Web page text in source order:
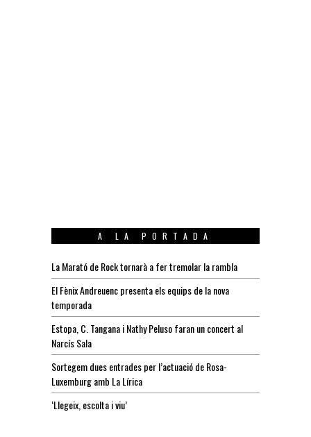
A LA PORTADA
La Marató de Rock tornarà a fer tremolar la rambla
El Fènix Andreuenc presenta els equips de la nova
temporada
Estopa, C. Tangana i Nathy Peluso faran un concert al
Narcís Sala
Sortegem dues entrades per l’actuació de Rosa-
Luxemburg amb La Lírica
‘Llegeix, escolta i viu’